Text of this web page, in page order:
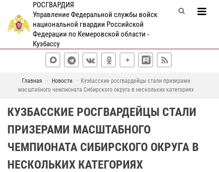
РОСГВАРДИЯ
Управление Федеральной службы войск
национальной гвардии Российской
Федерации по Кемеровской области -
Кузбассу
Главная Новости
Кузбасские росгвардейцы стали призерами
масштабного чемпионата Сибирского округа в нескольких категориях
КУЗБАССКИЕ РОСГВАРДЕЙЦЫ СТАЛИ
ПРИЗЕРАМИ МАСШТАБНОГО
ЧЕМПИОНАТА СИБИРСКОГО ОКРУГА В
НЕСКОЛЬКИХ КАТЕГОРИЯХ